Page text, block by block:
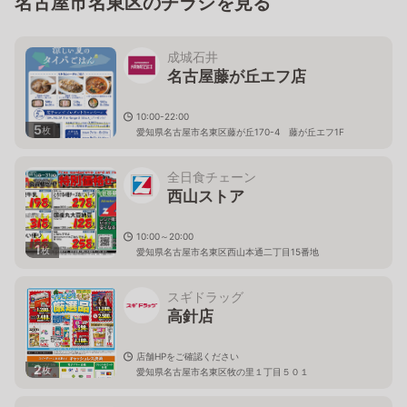
5枚
成城石井
名古屋藤が丘エフ店
10:00-22:00
愛知県名古屋市名東区藤が丘170-4 藤が丘エフ1F
1枚
全日食チェーン
西山ストア
10:00～20:00
愛知県名古屋市名東区西山本通二丁目15番地
2枚
スギドラッグ
高針店
店舗HPをご確認ください
愛知県名古屋市名東区牧の里１丁目５０１